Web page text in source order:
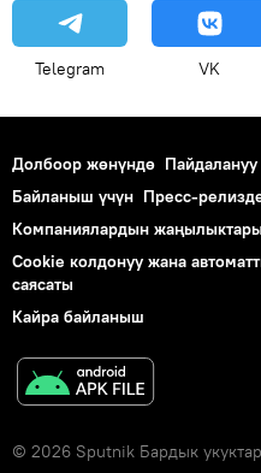
Telegram VK
Долбоор жөнүндө
Байланыш үчүн Пресс-
Компаниялардын жаңылыктары
Cookie колдонуу жана
саясаты
Кайра байланыш
© 2026 Sputnik Бардык